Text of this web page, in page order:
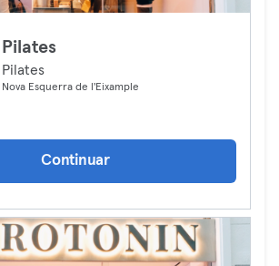
Pilates
Pilates
Nova Esquerra de l'Eixample
Continuar